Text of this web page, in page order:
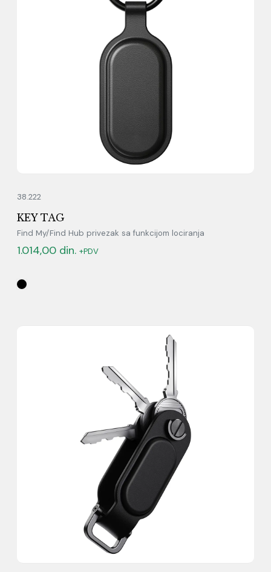
38.222
KEY TAG
Find My/Find Hub privezak sa funkcijom lociranja
1.014,00 din. +PDV